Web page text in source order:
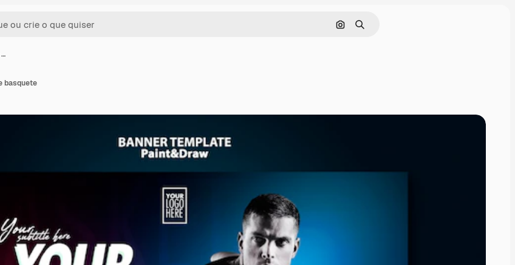
Pesquisar por imagem
Buscar
basquete